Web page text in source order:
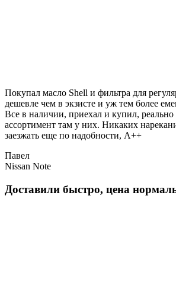
Покупал масло Shell и фильтра для
дешевле чем в экзисте и уж тем более
Все в наличии, приехал и купил,
ассортимент там у них. Никаких
заезжать еще по надобности, A++
Павел
Nissan Note
Доставили быстро, цена